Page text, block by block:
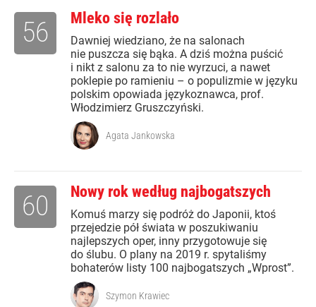
Mleko się rozlało
Dawniej wiedziano, że na salonach
nie puszcza się bąka. A dziś można puścić
i nikt z salonu za to nie wyrzuci, a nawet
poklepie po ramieniu – o populizmie w języku
polskim opowiada językoznawca, prof.
Włodzimierz Gruszczyński.
56
Agata Jankowska
Nowy rok według najbogatszych
Komuś marzy się podróż do Japonii, ktoś
przejedzie pół świata w poszukiwaniu
najlepszych oper, inny przygotowuje się
do ślubu. O plany na 2019 r. spytaliśmy
bohaterów listy 100 najbogatszych „Wprost”.
60
Szymon Krawiec